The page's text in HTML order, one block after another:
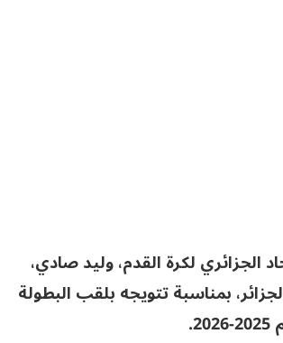
الجزائري لكرة القدم، وليد صادي،
بمناسبة تتويجه بلقب البطولة